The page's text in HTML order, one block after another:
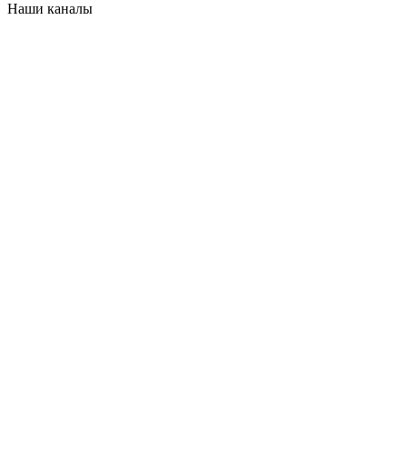
Наши каналы